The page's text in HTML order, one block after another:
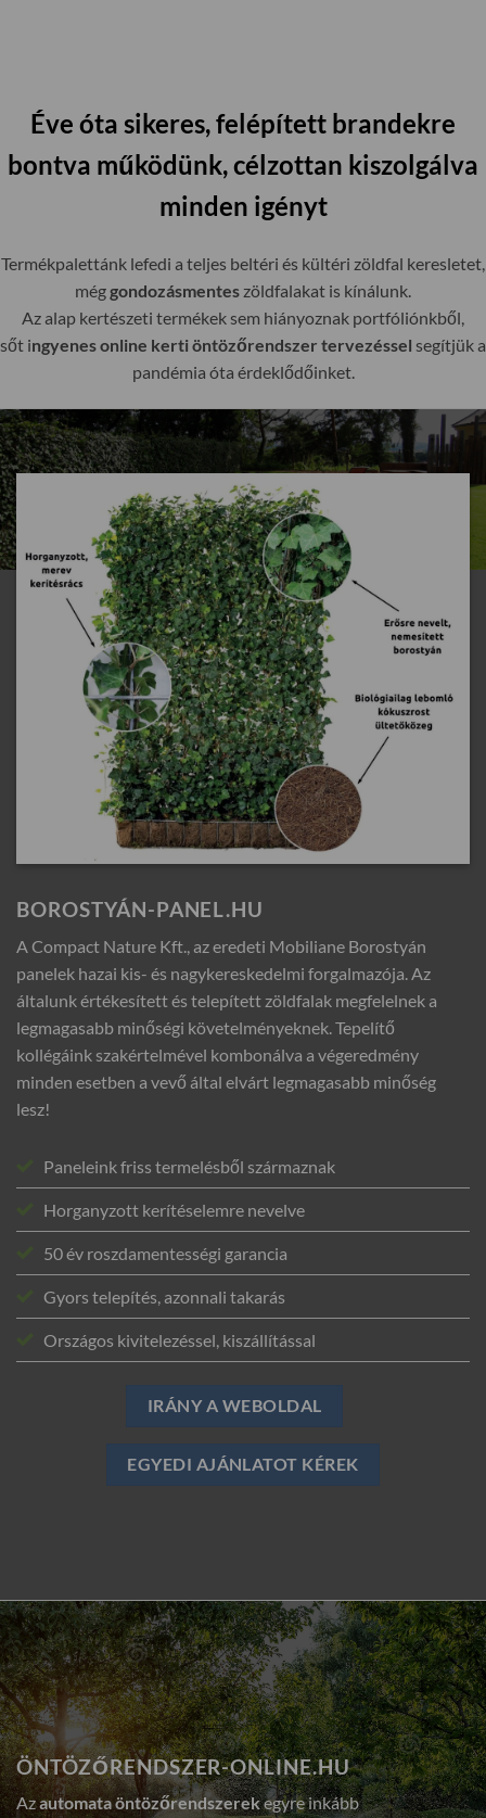
Éve óta sikeres, felépített brandekre
bontva működünk, célzottan kiszolgálva
minden igényt
Termékpalettánk lefedi a teljes beltéri és kültéri zöldfal keresletet,
méggondozásmentes zöldfalakat is kínálunk.
Az alap kertészeti termékek sem hiányoznak portfóliónkből,
sőt ingyenes online kerti öntözőrendszer tervezéssel segítjük a
pandémia óta érdeklődőinket.
BOROSTYÁN-PANEL.HU
A Compact Nature Kft., az eredeti Mobiliane Borostyán
panelek hazai kis- és nagykereskedelmi forgalmazója. Az
általunk értékesített és telepített zöldfalak megfelelnek a
legmagasabb minőségi követelményeknek. Tepelítő
kollégáink szakértelmével kombonálva a végeredmény
minden esetben a vevő által elvárt legmagasabb minőség
lesz!
Paneleink friss termelésből származnak
Horganyzott kerítéselemre nevelve
50 év roszdamentességi garancia
Gyors telepítés, azonnali takarás
Országos kivitelezéssel, kiszállítással
IRÁNY A WEBOLDAL
EGYEDI AJÁNLATOT KÉREK
ÖNTÖZŐRENDSZER-ONLINE.HU
Azautomata öntözőrendszerekegyre inkább